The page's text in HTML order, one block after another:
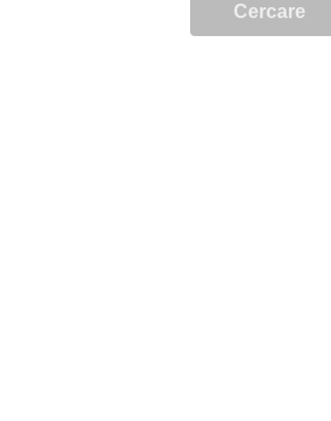
Cercare